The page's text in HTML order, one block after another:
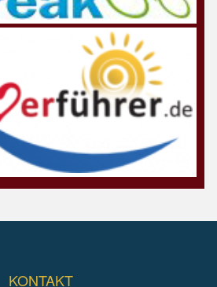
KONTAKT